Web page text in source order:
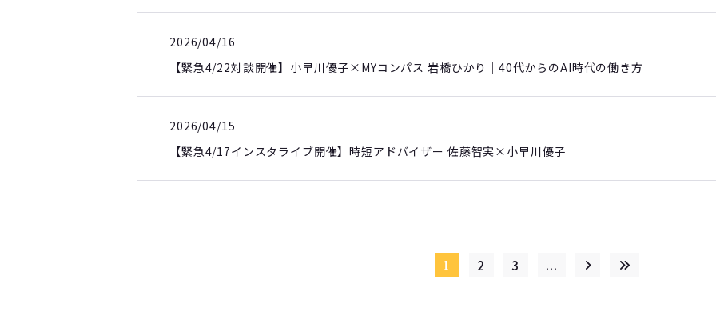
2026/04/16
【緊急4/22対談開催】小早川優子×MYコンパス 岩橋ひかり｜40代からのAI時代の働き方
2026/04/15
【緊急4/17インスタライブ開催】時短アドバイザー 佐藤智実×小早川優子
1 2 3 ...